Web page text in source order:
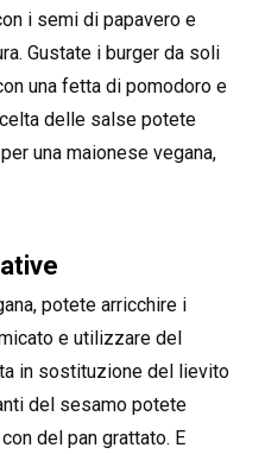
i semi di papavero e
Gustate i burger da soli
una fetta di pomodoro e
delle salse potete
una maionese vegana,
potete arricchire i
e utilizzare del
in sostituzione del lievito
del sesamo potete
del pan grattato. E